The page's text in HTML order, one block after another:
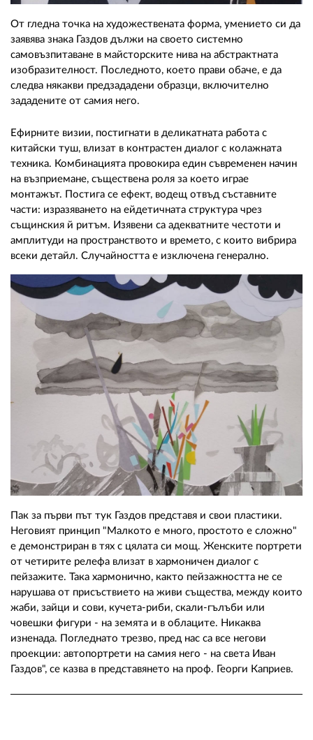
От гледна точка на художествената форма, умението си да
заявява знака Газдов дължи на своето системно
самовъзпитаване в майсторските нива на абстрактната
изобразителност. Последното, което прави обаче, е да
следва някакви предзададени образци, включително
зададените от самия него.
Ефирните визии, постигнати в деликатната работа с
китайски туш, влизат в контрастен диалог с колажната
техника. Комбинацията провокира един съвременен начин
на възприемане, съществена роля за което играе
монтажът. Постига се ефект, водещ отвъд съставните
части: изразяването на ейдетичната структура чрез
същинския й ритъм. Изявени са адекватните честоти и
амплитуди на пространството и времето, с които вибрира
всеки детайл. Случайността е изключена генерално.
Пак за първи път тук Газдов представя и свои пластики.
Неговият принцип "Малкото е много, простото е сложно"
е демонстриран в тях с цялата си мощ. Женските портрети
от четирите релефа влизат в хармоничен диалог с
пейзажите. Така хармонично, както пейзажността не се
нарушава от присъствието на живи същества, между които
жаби, зайци и сови, кучета-риби, скали-гълъби или
човешки фигури - на земята и в облаците. Никаква
изненада. Погледнато трезво, пред нас са все негови
проекции: автопортрети на самия него - на света Иван
Газдов", се казва в представянето на проф. Георги Каприев.